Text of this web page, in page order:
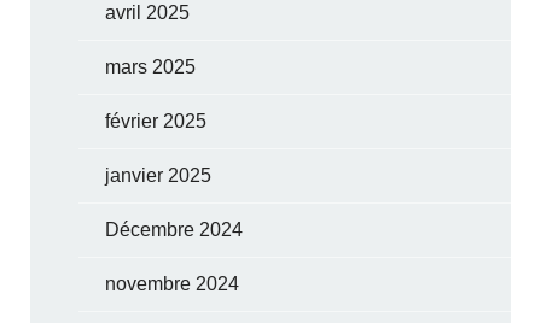
avril 2025
mars 2025
février 2025
janvier 2025
Décembre 2024
novembre 2024